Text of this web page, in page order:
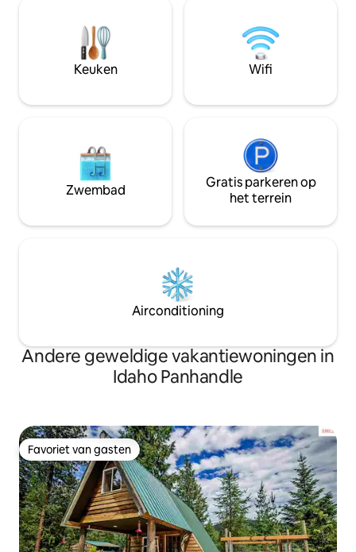
plek voor jou.
complete
accommodatie
en een eigen
de wilde dieren
Keuken Wifi
Zwembad
Gratis parkeren op
het terrein
Airconditioning
Andere geweldige vakantiewoningen in
Idaho Panhandle
Favoriet van gasten
Favoriet van gasten